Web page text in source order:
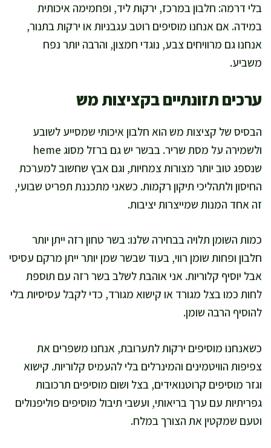
בלי דרמה: חלבון במרכז, ירקות ליד, ופחמימה איכותית
במידה. אם אנחנו מוסיפים רוטב עגבניות או ירקות בתנור,
אנחנו גם מרוויחים צבע, נוגדי חמצון, והרבה יותר נפח
משביע.
ערכים תזונתיים בקציצות מש
הבסיס של קציצות מש הוא חלבון איכותי שמסייע לשובע
ולשמירה על מסת שריר. בבשר יש גם ברזל מסוג heme
שנספג טוב יותר מצורות צמחיות, וגם אבץ שחשוב למערכת
החיסון ולתהליכי תיקון רקמות. כשאני מתכננת תפריט שבועי,
זה אחד המנות שמייצרות יציבות.
כמות השומן תלויה בבחירה שלנו: בשר טחון רזה ייתן יותר
חלבון ופחות שומן רווי, בעוד שבשר שמן יותר ייתן מרקם עסיסי
אבל יוסיף קלוריות. אני אוהבת לשלב בשר רזה עם תוספת
לחות כמו בצל מגורד או קישוא מגורד, כדי לקבל עסיסיות בלי
להוסיף הרבה שומן.
כשאנחנו מוסיפים ירקות לתערובת, אנחנו משפרים את
צפיפות הוויטמינים והמינרלים בלי להעמיס קלוריות. קישוא
וגזר מוסיפים קרוטנואידים, בצל ושום מוסיפים תרכובות
גפריתיות עם ערך בריאותי, ועשבי תיבול מוסיפים פוליפנולים
וטעם שמקטין את הצורך במלח.